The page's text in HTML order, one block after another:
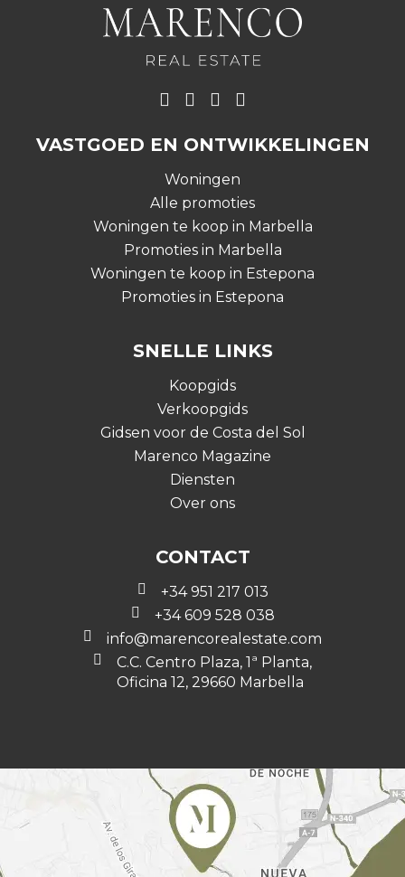
VASTGOED EN ONTWIKKELINGEN
Woningen
Alle promoties
Woningen te koop in Marbella
Promoties in Marbella
Woningen te koop in Estepona
Promoties in Estepona
SNELLE LINKS
Koopgids
Verkoopgids
Gidsen voor de Costa del Sol
Marenco Magazine
Diensten
Over ons
CONTACT
+34 951 217 013
+34 609 528 038
info@marencorealestate.com
C.C. Centro Plaza, 1ª Planta,
Oficina 12, 29660 Marbella